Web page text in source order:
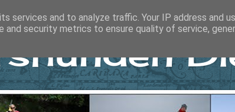
services and to analyze traffic. Your IP address and
and security metrics to ensure quality of service,